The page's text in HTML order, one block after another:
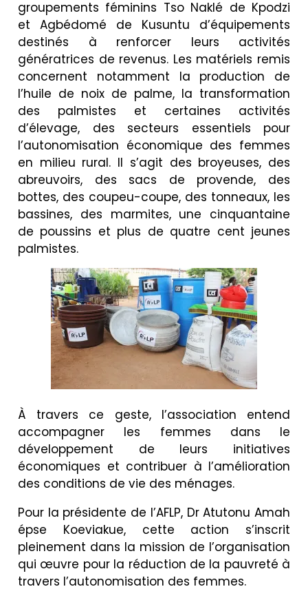
groupements féminins Tso Naklé de Kpodzi
et Agbédomé de Kusuntu d’équipements
destinés à renforcer leurs activités
génératrices de revenus. Les matériels remis
concernent notamment la production de
l’huile de noix de palme, la transformation
des palmistes et certaines activités
d’élevage, des secteurs essentiels pour
l’autonomisation économique des femmes
en milieu rural. Il s’agit des broyeuses, des
abreuvoirs, des sacs de provende, des
bottes, des coupeu-coupe, des tonneaux, les
bassines, des marmites, une cinquantaine
de poussins et plus de quatre cent jeunes
palmistes.
À travers ce geste, l’association entend
accompagner les femmes dans le
développement de leurs initiatives
économiques et contribuer à l’amélioration
des conditions de vie des ménages.
Pour la présidente de l’AFLP, Dr Atutonu Amah
épse Koeviakue, cette action s’inscrit
pleinement dans la mission de l’organisation
qui œuvre pour la réduction de la pauvreté à
travers l’autonomisation des femmes.